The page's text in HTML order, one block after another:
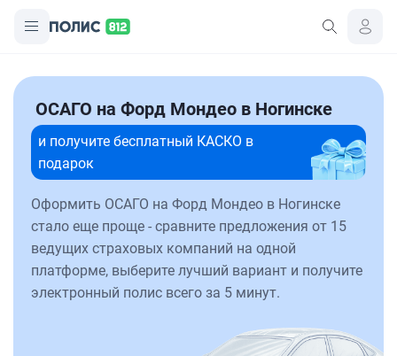
ОСАГО на Форд Мондео в Ногинске
и получите бесплатный КАСКО в
подарок
Оформить ОСАГО на Форд Мондео в Ногинске
стало еще проще - сравните предложения от 15
ведущих страховых компаний на одной
платформе, выберите лучший вариант и получите
электронный полис всего за 5 минут.